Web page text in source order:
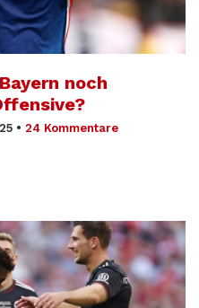
noch
• 24 Kommentare